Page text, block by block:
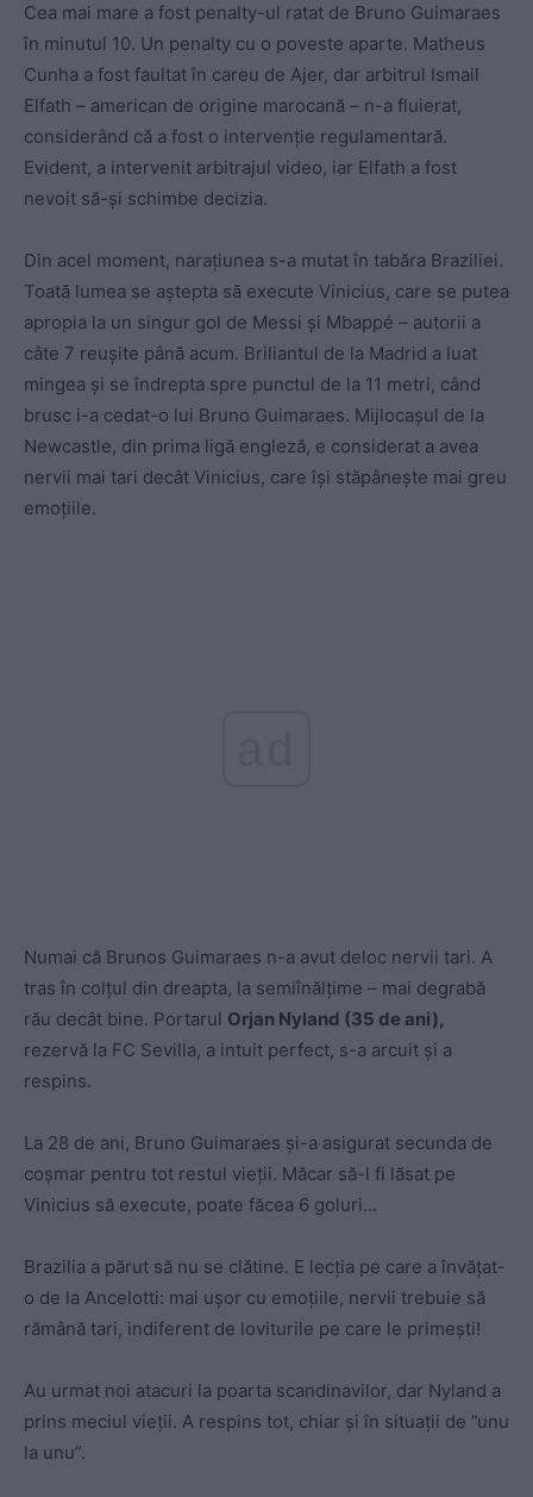
Cea mai mare a fost penalty-ul ratat de Bruno Guimaraes
în minutul 10. Un penalty cu o poveste aparte. Matheus
Cunha a fost faultat în careu de Ajer, dar arbitrul Ismail
Elfath – american de origine marocană – n-a fluierat,
considerând că a fost o intervenție regulamentară.
Evident, a intervenit arbitrajul video, iar Elfath a fost
nevoit să-și schimbe decizia.
Din acel moment, narațiunea s-a mutat în tabăra Braziliei.
Toată lumea se aștepta să execute Vinicius, care se putea
apropia la un singur gol de Messi și Mbappé – autorii a
câte 7 reușite până acum. Briliantul de la Madrid a luat
mingea și se îndrepta spre punctul de la 11 metri, când
brusc i-a cedat-o lui Bruno Guimaraes. Mijlocașul de la
Newcastle, din prima ligă engleză, e considerat a avea
nervii mai tari decât Vinicius, care își stăpânește mai greu
emoțiile.
Numai că Brunos Guimaraes n-a avut deloc nervii tari. A
tras în colțul din dreapta, la semiînălțime – mai degrabă
rău decât bine. Portarul Orjan Nyland (35 de ani),
rezervă la FC Sevilla, a intuit perfect, s-a arcuit și a
respins.
La 28 de ani, Bruno Guimaraes și-a asigurat secunda de
coșmar pentru tot restul vieții. Măcar să-l fi lăsat pe
Vinicius să execute, poate făcea 6 goluri…
Brazilia a părut să nu se clătine. E lecția pe care a învățat-
o de la Ancelotti: mai ușor cu emoțiile, nervii trebuie să
rămână tari, indiferent de loviturile pe care le primești!
Au urmat noi atacuri la poarta scandinavilor, dar Nyland a
prins meciul vieții. A respins tot, chiar și în situații de ”unu
la unu”.